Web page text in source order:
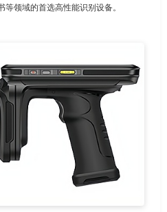
领域的首选高性能识别设备。